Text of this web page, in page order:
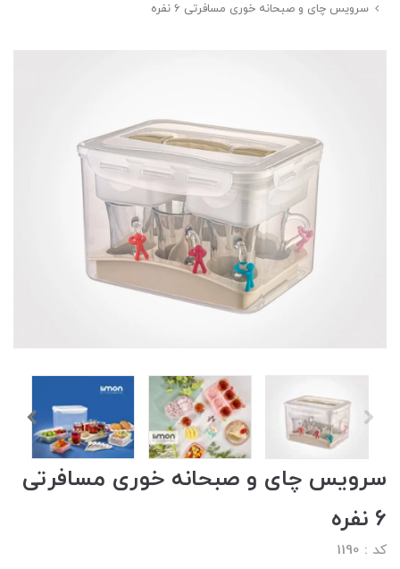
سرویس چای و صبحانه خوری مسافرتی 6 نفره
سرویس چای و صبحانه خوری مسافرتی
6 نفره
کد : 1190